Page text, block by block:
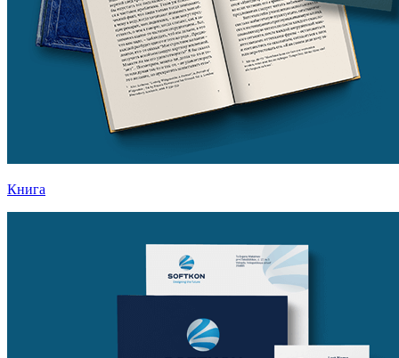
Книга